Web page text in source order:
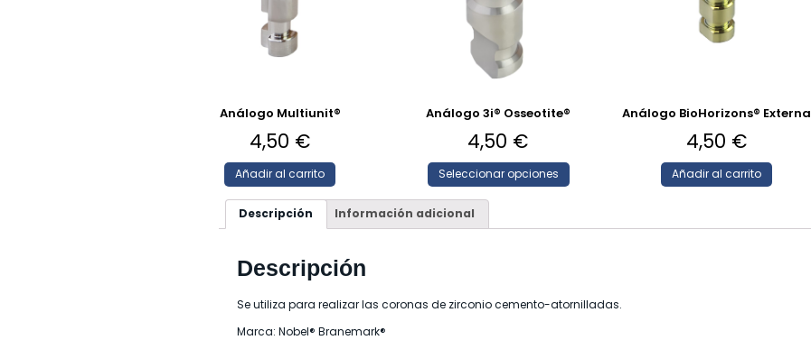
Análogo Multiunit®
4,50 €
Añadir al carrito
Análogo 3i® Osseotite®
4,50 €
Seleccionar opciones
Análogo BioHorizons® Externa
4,50 €
Añadir al carrito
Descripción Información adicional
Descripción
Se utiliza para realizar las coronas de zirconio cemento-atornilladas.
Marca: Nobel® Branemark®